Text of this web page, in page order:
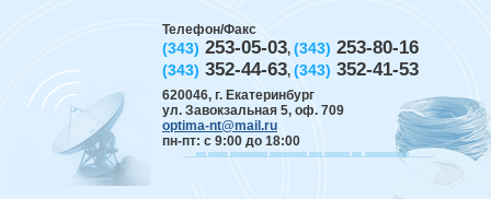
Телефон/Факс
(343) 253-05-03, (343) 253-80-16
(343) 352-44-63, (343) 352-41-53
620046, г. Екатеринбург
ул. Завокзальная 5, оф. 709
optima-nt@mail.ru
пн-пт: с 9:00 до 18:00